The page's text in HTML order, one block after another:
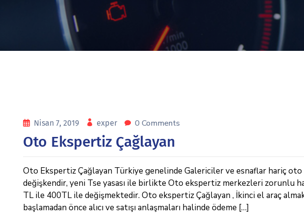
Nisan 7, 2019 exper 0 Comments
Oto Ekspertiz Çağlayan
Oto Ekspertiz Çağlayan Türkiye genelinde Galericiler ve esnaflar hariç
değişkendir, yeni Tse yasası ile birlikte Oto ekspertiz merkezleri zorunlu
TL ile 400TL ile değişmektedir. Oto ekspertiz Çağlayan , İkinci el araç
başlamadan önce alıcı ve satışı anlaşmaları halinde ödeme […]